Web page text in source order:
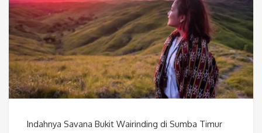
Indahnya Savana Bukit Wairinding di Sumba Timur